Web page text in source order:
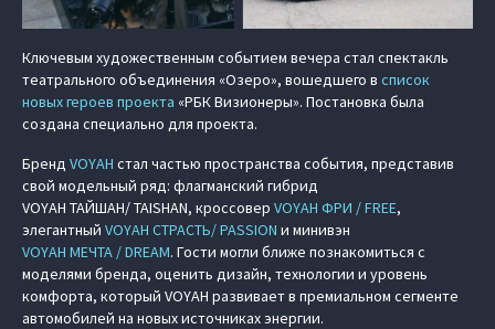
Ключевым художественным событием вечера стал спектакль
театрального объединения «Озеро», вошедшего в список
новых героев проекта «РБК Визионеры». Постановка была
создана специально для проекта.
Бренд VOYAH стал частью пространства события, представив
свой модельный ряд: флагманский гибрид
VOYAH ТАЙШАН/ TAISHAN, кроссовер VOYAH ФРИ / FREE,
элегантный VOYAH СТРАСТЬ/ PASSION и минивэн
VOYAH МЕЧТА / DREAM. Гости могли ближе познакомиться с
моделями бренда, оценить дизайн, технологии и уровень
комфорта, который VOYAH развивает в премиальном сегменте
автомобилей на новых источниках энергии.